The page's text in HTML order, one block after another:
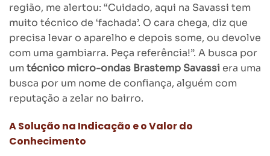
região, me alertou: “Cuidado, aqui na Savassi tem
muito técnico de ‘fachada’. O cara chega, diz que
precisa levar o aparelho e depois some, ou devolve
com uma gambiarra. Peça referência!”. A busca por
umtécnico micro-ondas Brastemp Savassiera uma
busca por um nome de confiança, alguém com
reputação a zelar no bairro.
A Solução na Indicação e o Valor do
Conhecimento